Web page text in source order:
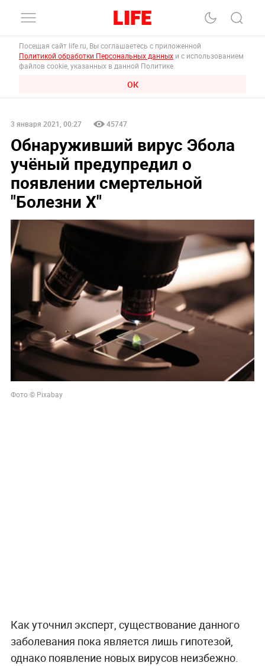
Посещая сайт life.ru, Вы соглашаетесь с приложенной
Политикой обработки Персональных данных и с использованием
файлов cookie, указанных в данной Политике.
ОК
3 января 2021, 00:27 45747
Обнаруживший вирус Эбола
учёный предупредил о
появлении смертельной
"Болезни Х"
Фото © Pixabay
Как уточнил эксперт, существование данного
заболевания пока является лишь гипотезой,
однако появление новых вирусов неизбежно.